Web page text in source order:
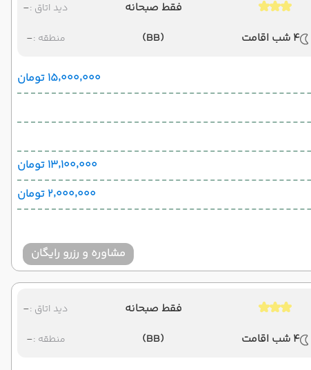
4 شب اقامت
فقط صبحانه
(BB)
دید اتاق :-
منطقه :-
۱۵٬۰۰۰٬۰۰۰ تومان
۱۳٬۱۰۰٬۰۰۰ تومان
۲٬۰۰۰٬۰۰۰ تومان
مشاوره و رزرو رایگان
4 شب اقامت
فقط صبحانه
(BB)
دید اتاق :-
منطقه :-